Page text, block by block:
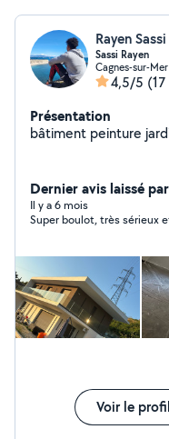
Rayen Sassi
Sassi Rayen
Cagnes-sur-
4,5/5
Présentation
bâtiment peinture
Dernier avis laissé
Il y a 6 mois
Super boulot, très sérieux
Voir le profil